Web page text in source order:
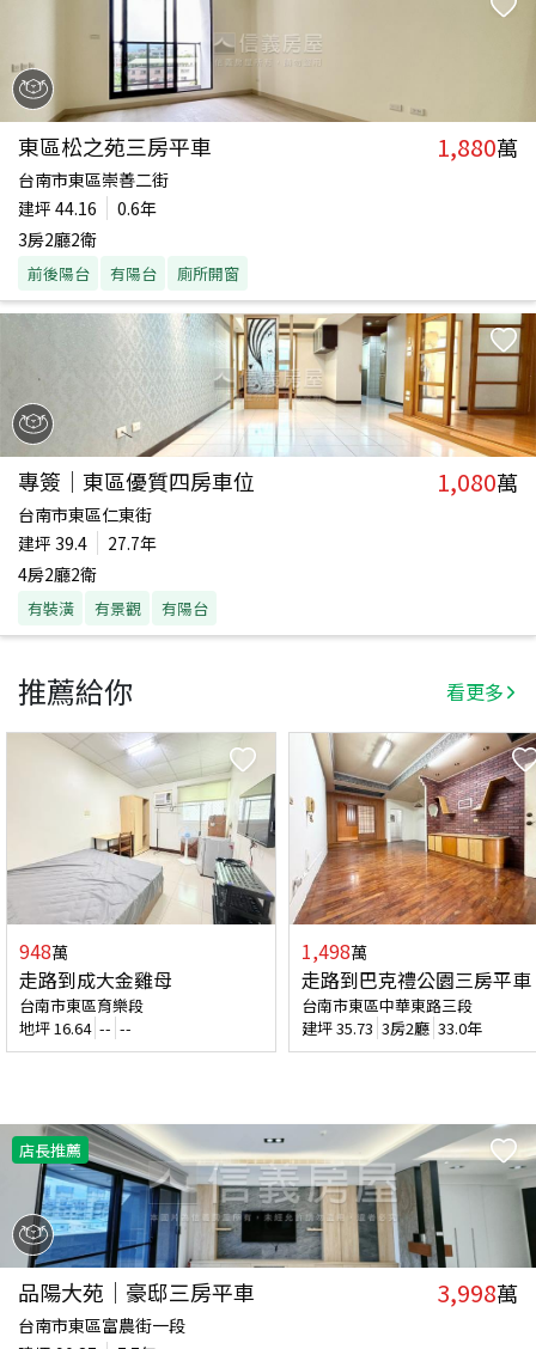
東區松之苑三房平車 1,880萬
台南市東區崇善二街
建坪 44.16
0.6年
3房2廳2衛
前後陽台 有陽台 廁所開窗
專簽｜東區優質四房車位 1,080萬
台南市東區仁東街
建坪 39.4
27.7年
4房2廳2衛
有裝潢 有景觀 有陽台
推薦給你 看更多
948萬
走路到成大金雞母
台南市東區育樂段
地坪16.64 -- --
1,498萬
走路到巴克禮公園三房平車
台南市東區中華東路三段
建坪35.73 3房2廳 33.0年
店長推薦
品陽大苑｜豪邸三房平車 3,998萬
台南市東區富農街一段